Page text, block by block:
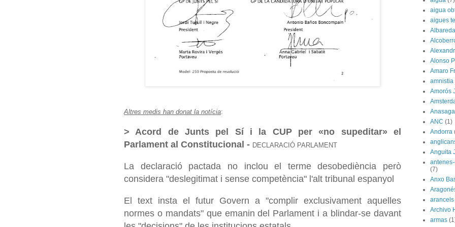
Altres medis han donat la notícia:
> Acord de Junts pel Sí i la CUP per «no supeditar» el
Parlament al Constitucional - DECLARACIÓ PARLAMENT
La declaració pactada no inclou el terme desobediència però
considera "deslegitimat i sense competència" l'alt tribunal espanyol
El text insta el futur Govern a "complir exclusivament aquelles
normes o mandats" que emanin del Parlament i a blindar-se davant
aigua
aigues
Alonso
Amaro
amnistia
Amorós
ANC (1)
Andorra
Anguita
(7)
Anxo
arancels
Archivo
armas